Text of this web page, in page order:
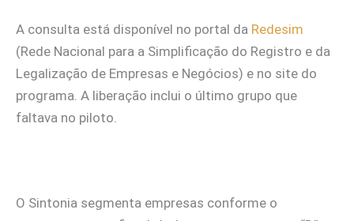
A consulta está disponível no portal da Redesim
(Rede Nacional para a Simplificação do Registro e da
Legalização de Empresas e Negócios) e no site do
programa. A liberação inclui o último grupo que
faltava no piloto.
O Sintonia segmenta empresas conforme o